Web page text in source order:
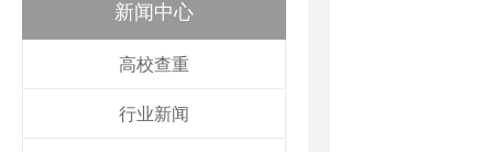
新闻中心
高校查重
行业新闻